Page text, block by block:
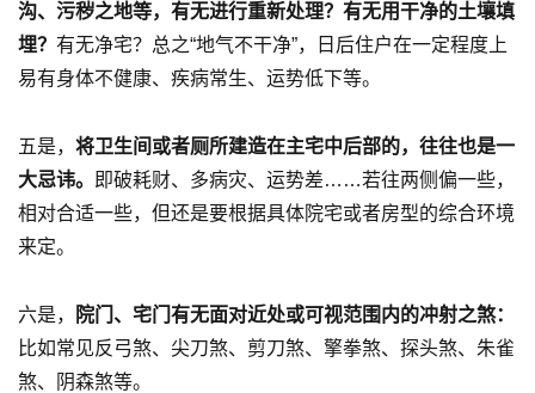
沟、污秽之地等，有无进行重新处理？有无用干净的土壤填
埋？ 有无净宅？总之“地气不干净”，日后住户在一定程度上
易有身体不健康、疾病常生、运势低下等。
五是， 将卫生间或者厕所建造在主宅中后部的，往往也是一
大忌讳。
即破耗财、多病灾、运势差……若往两侧偏一些，
相对合适一些，但还是要根据具体院宅或者房型的综合环境
来定。
六是，
院门、宅门有无面对近处或可视范围内的冲射之煞：
比如常见反弓煞、尖刀煞、剪刀煞、擎拳煞、探头煞、朱雀
煞、阴森煞等。